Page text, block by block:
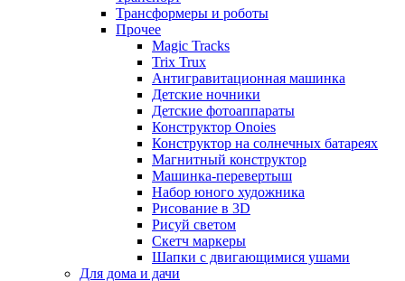
Трансформеры и роботы
Прочее
Magic Tracks
Trix Trux
Антигравитационная машинка
Детские ночники
Детские фотоаппараты
Конструктор Onoies
Конструктор на солнечных батареях
Магнитный конструктор
Машинка-перевертыш
Набор юного художника
Рисование в 3D
Рисуй светом
Скетч маркеры
Шапки с двигающимися ушами
Для дома и дачи